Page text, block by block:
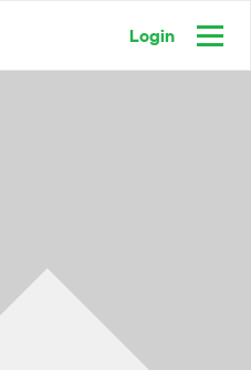
Login